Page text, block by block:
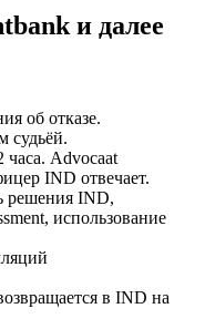
и далее
об отказе.
судьёй.
Advocaat
IND отвечает.
решения IND,
использование
в IND на